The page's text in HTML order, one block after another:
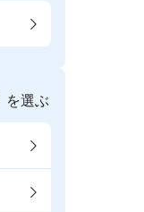
を選ぶ